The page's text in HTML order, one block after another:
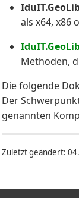
als x64, x86
Methoden,
Die folgende
Der
genannten
Zuletzt geändert: